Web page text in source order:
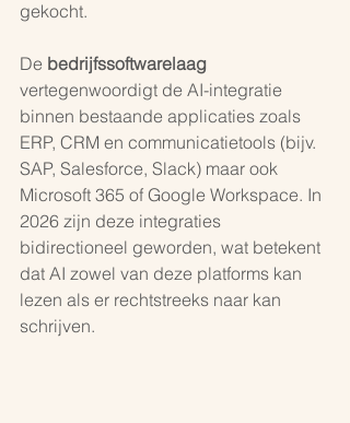
gekocht.
De bedrijfssoftwarelaag
vertegenwoordigt de AI-integratie
binnen bestaande applicaties zoals
ERP, CRM en communicatietools (bijv.
SAP, Salesforce, Slack) maar ook
Microsoft 365 of Google Workspace. In
2026 zijn deze integraties
bidirectioneel geworden, wat betekent
dat AI zowel van deze platforms kan
lezen als er rechtstreeks naar kan
schrijven.